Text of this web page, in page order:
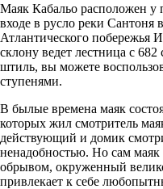
Маяк Кабальо расположен у
входе в русло реки Сантоня
Атлантического побережья
склону ведет лестница с
штиль, вы можете
ступенями.
В былые времена маяк
которых жил смотритель
действующий и домик
ненадобностью. Но сам
обрывом, окруженный
привлекает к себе